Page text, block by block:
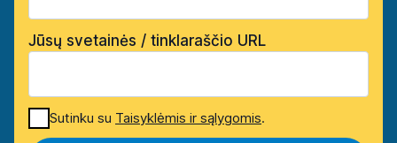
Jūsų svetainės / tinklaraščio URL
Sutinku su Taisyklėmis ir sąlygomis.